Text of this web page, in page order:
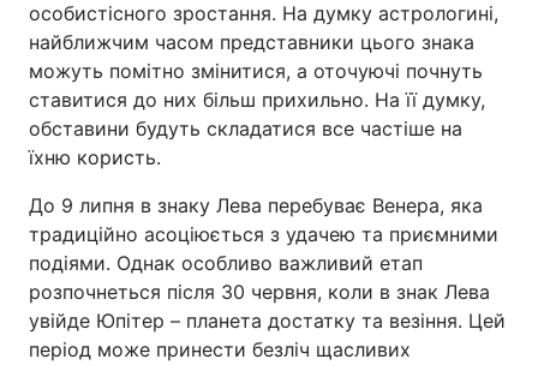
особистісного зростання. На думку астрологині,
найближчим часом представники цього знака
можуть помітно змінитися, а оточуючі почнуть
ставитися до них більш прихильно. На її думку,
обставини будуть складатися все частіше на
їхню користь.
До 9 липня в знаку Лева перебуває Венера, яка
традиційно асоціюється з удачею та приємними
подіями. Однак особливо важливий етап
розпочнеться після 30 червня, коли в знак Лева
увійде Юпітер – планета достатку та везіння. Цей
період може принести безліч щасливих